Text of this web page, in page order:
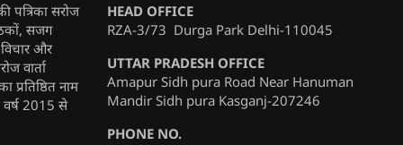
पत्रिका सरोज
सजग
और
वार्ता
नाम
वर्ष 2015 से
HEAD OFFICE
RZA-3/73 Durga Park Delhi-110045
UTTAR PRADESH OFFICE
Amapur Sidh pura Road Near Hanuman
Mandir Sidh pura Kasganj-207246
PHONE NO.